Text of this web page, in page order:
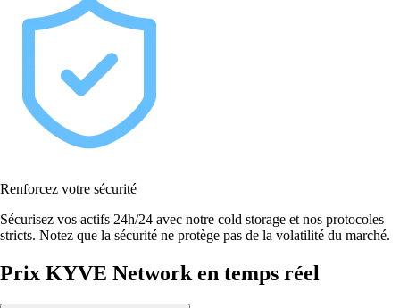
Renforcez votre sécurité
Sécurisez vos actifs 24h/24 avec notre cold storage et nos protocoles
stricts. Notez que la sécurité ne protège pas de la volatilité du marché.
Prix KYVE Network en temps réel